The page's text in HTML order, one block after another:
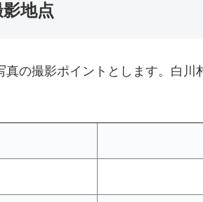
地点
の撮影ポイントとします。白川